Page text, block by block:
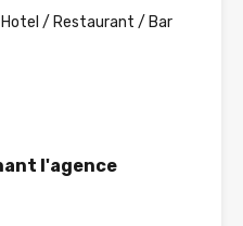
Hotel / Restaurant / Bar
l'agence